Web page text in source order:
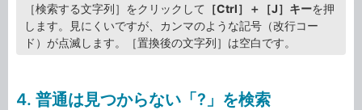
［検索する文字列］をクリックして ［Ctrl］＋［J］キーを押
します。見にくいですが、カンマのような記号（改行コー
ド）が点滅します。［置換後の文字列］は空白です。
4. 普通は見つからない「?」を検索